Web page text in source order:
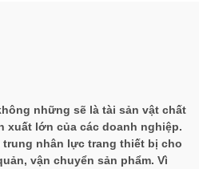
những sẽ là tài sản vật chất
xuất lớn của các doanh nghiệp.
trung nhân lực trang thiết bị cho
vận chuyển sản phẩm. Vì